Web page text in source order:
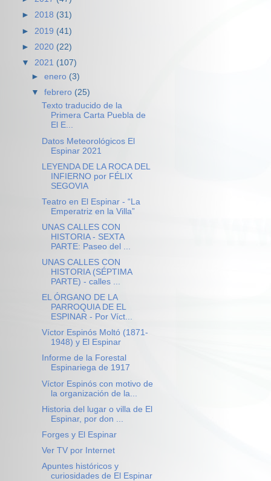
► 2018 (31)
► 2019 (41)
► 2020 (22)
▼ 2021 (107)
►enero (3)
▼febrero (25)
Texto traducido de la
Primera Carta Puebla de
El E...
Datos Meteorológicos El
Espinar 2021
LEYENDA DE LA ROCA DEL
INFIERNO por FÉLIX
SEGOVIA
Teatro en El Espinar - “La
Emperatriz en la Villa”
UNAS CALLES CON
HISTORIA - SEXTA
PARTE: Paseo del ...
UNAS CALLES CON
HISTORIA (SÉPTIMA
PARTE) - calles ...
EL ÓRGANO DE LA
PARROQUIA DE EL
ESPINAR - Por Víct...
Víctor Espinós Moltó (1871-
1948) y El Espinar
Informe de la Forestal
Espinariega de 1917
Víctor Espinós con motivo de
la organización de la...
Historia del lugar o villa de El
Espinar, por don ...
Forges y El Espinar
Ver TV por Internet
Apuntes históricos y
curiosidades de El Espinar